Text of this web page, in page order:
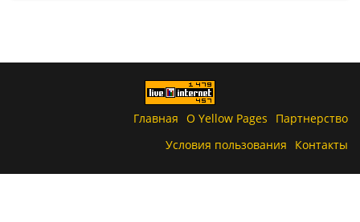
Главная О Yellow Pages
Партнерство
Условия пользования
Контакты